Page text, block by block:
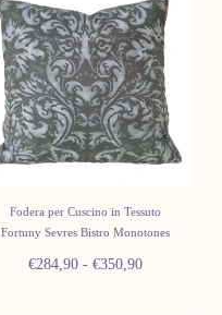
Fodera per Cuscino in Tessuto
Fortuny Sevres Bistro Monotones
Prezzo
€284,90 - Prezzo
€350,90